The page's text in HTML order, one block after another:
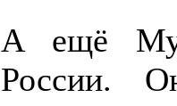
А ещё
России.